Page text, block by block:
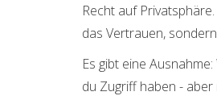
Recht auf
das Vertrauen,
Es gibt eine
du Zugriff haben -